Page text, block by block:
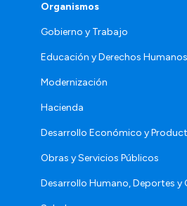
Organismos
Gobierno y Trabajo
Educación y Derechos Humanos
Modernización
Hacienda
Desarrollo Económico y
Obras y Servicios Públicos
Desarrollo Humano, Deportes y